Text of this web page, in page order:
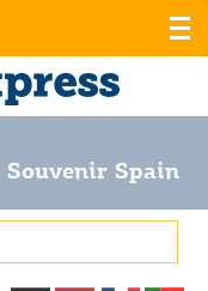
Souvenir Spain